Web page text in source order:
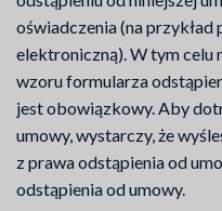
oświadczenia (na przykład
elektroniczną). W tym celu
wzoru formularza
jest obowiązkowy. Aby
umowy, wystarczy, że
z prawa odstąpienia od
odstąpienia od umowy.